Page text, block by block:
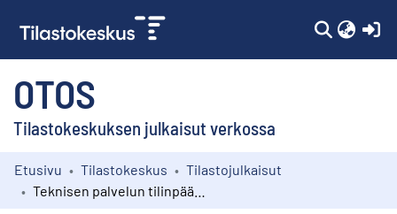
OTOS
Tilastokeskuksen julkaisut verkossa
Kokoelmat
Etusivu Tilastokeskus
Tilastojulkaisut